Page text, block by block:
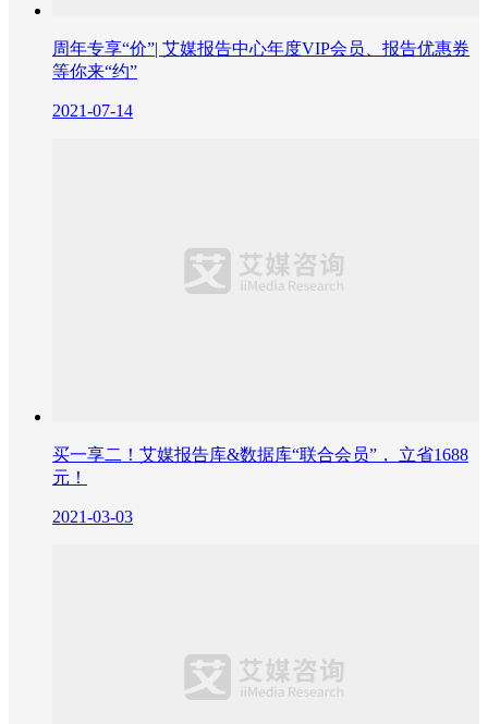
周年专享“价”| 艾媒报告中心年度VIP会员、报告优惠券
等你来“约”
2021-07-14
买一享二！艾媒报告库&数据库“联合会员”， 立省1688
元！
2021-03-03